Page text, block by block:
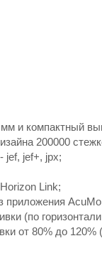
и компактный
200000
jef+, jpx;
Link;
приложения
(по
от 80% до 120%